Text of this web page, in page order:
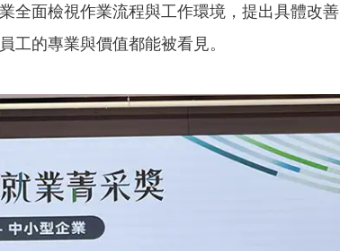
全面檢視作業流程與工作環境，提出具體改善
工的專業與價值都能被看見。